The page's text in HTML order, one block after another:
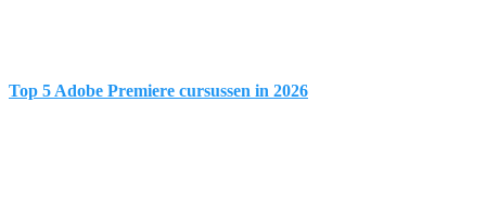
Top 5 Adobe Premiere cursussen in 2026